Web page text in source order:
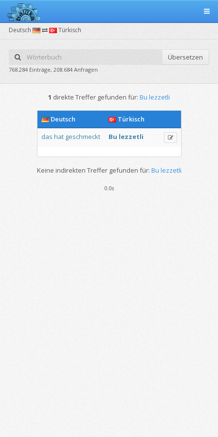
Deutsch Türkisch
Übersetzen
768.284 Einträge, 208.684 Anfragen
1 direkte Treffer gefunden für: Bu lezzetli
Deutsch
Türkisch
das hat geschmeckt Bu lezzetli
Keine indirekten Treffer gefunden für: Bu lezzetli
0.0s